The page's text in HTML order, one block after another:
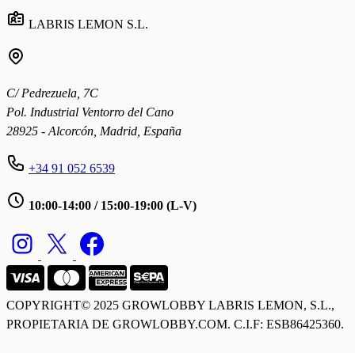
LABRIS LEMON S.L.
C/ Pedrezuela, 7C
Pol. Industrial Ventorro del Cano
28925 - Alcorcón, Madrid, España
+34 91 052 6539
10:00-14:00 / 15:00-19:00 (L-V)
COPYRIGHT© 2025 GROWLOBBY LABRIS LEMON, S.L.,
PROPIETARIA DE GROWLOBBY.COM. C.I.F: ESB86425360.